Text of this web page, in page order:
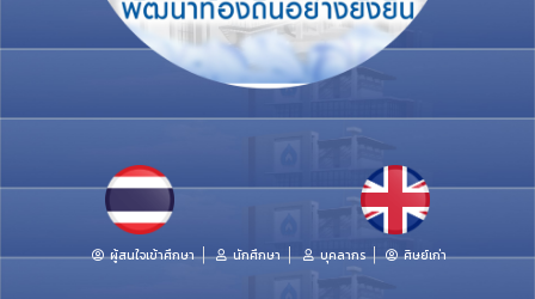
ผู้สนใจเข้าศึกษา นักศึกษา บุคลากร ศิษย์เก่า